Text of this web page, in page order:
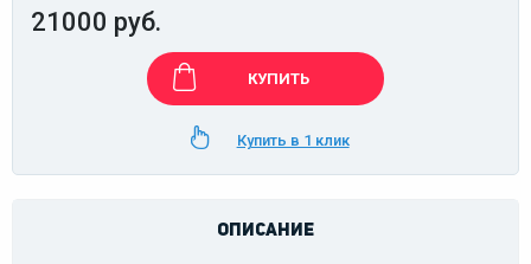
21000 руб.
КУПИТЬ
Купить в 1 клик
ОПИСАНИЕ